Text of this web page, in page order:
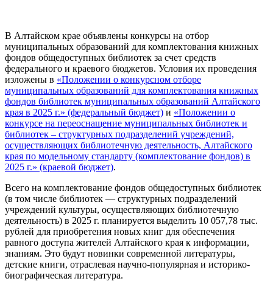
В Алтайском крае объявлены конкурсы на отбор
муниципальных образований для комплектования книжных
фондов общедоступных библиотек за счет средств
федерального и краевого бюджетов. Условия их проведения
изложены в «Положении о конкурсном отборе
муниципальных образований для комплектования книжных
фондов библиотек муниципальных образований Алтайского
края в 2025 г.» (федеральный бюджет) и «Положении о
конкурсе на переоснащение муниципальных библиотек и
библиотек – структурных подразделений учреждений,
осуществляющих библиотечную деятельность, Алтайского
края по модельному стандарту (комплектование фондов) в
2025 г.» (краевой бюджет).
Всего на комплектование фондов общедоступных библиотек
(в том числе библиотек — структурных подразделений
учреждений культуры, осуществляющих библиотечную
деятельность) в 2025 г. планируется выделить 10 057,78 тыс.
рублей для приобретения новых книг для обеспечения
равного доступа жителей Алтайского края к информации,
знаниям. Это будут новинки современной литературы,
детские книги, отраслевая научно-популярная и историко-
биографическая литература.